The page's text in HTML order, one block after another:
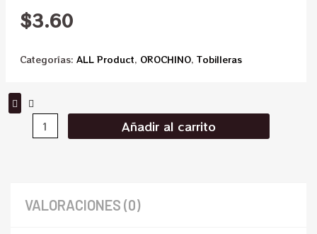
$3.60
Categorías: ALL Product, OROCHINO, Tobilleras
Añadir al carrito
VALORACIONES (0)